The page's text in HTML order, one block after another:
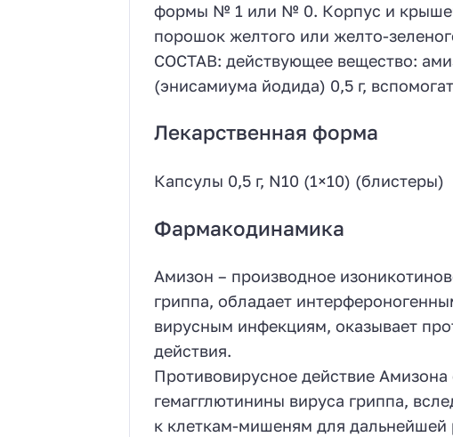
формы № 1 или № 0. Корпус и
порошок желтого или желто-
СОСТАВ: действующее вещество:
(энисамиума йодида) 0,5 г,
Лекарственная форма
Капсулы 0,5 г, N10 (1×10) (блистеры)
Фармакодинамика
Амизон – производное
гриппа, обладает
вирусным инфекциям, оказывает
действия.
Противовирусное действие
гемагглютинины вируса гриппа,
к клеткам-мишеням для дальнейшей